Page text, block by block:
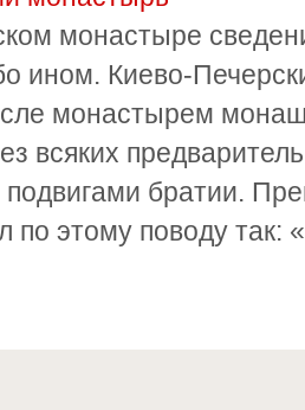
монастыре
ином. Киево-
монастырем
всяких
братии.
по этому поводу